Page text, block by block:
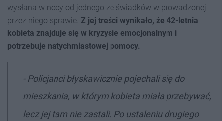
wysłana w nocy od jednego ze świadków w prowadzonej
przez niego sprawie. Z jej treści wynikało, że 42-letnia
kobieta znajduje się w kryzysie emocjonalnym i
potrzebuje natychmiastowej pomocy.
- Policjanci błyskawicznie pojechali się do
mieszkania, w którym kobieta miała przebywać,
lecz jej tam nie zastali. Po ustaleniu drugiego